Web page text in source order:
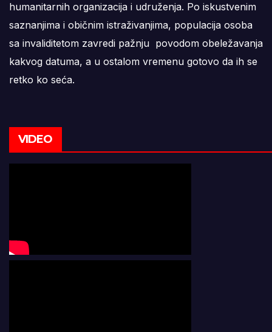
humanitarnih organizacija i udruženja. Po iskustvenim
saznanjima i običnim istraživanjima, populacija osoba
sa invaliditetom zavredi pažnju povodom obeležavanja
kakvog datuma, a u ostalom vremenu gotovo da ih se
retko ko seća.
VIDEO